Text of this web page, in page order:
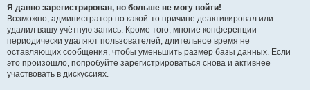
Я давно зарегистрирован, но больше не могу войти!
Возможно, администратор по какой-то причине деактивировал или
удалил вашу учётную запись. Кроме того, многие конференции
периодически удаляют пользователей, длительное время не
оставляющих сообщения, чтобы уменьшить размер базы данных. Если
это произошло, попробуйте зарегистрироваться снова и активнее
участвовать в дискуссиях.